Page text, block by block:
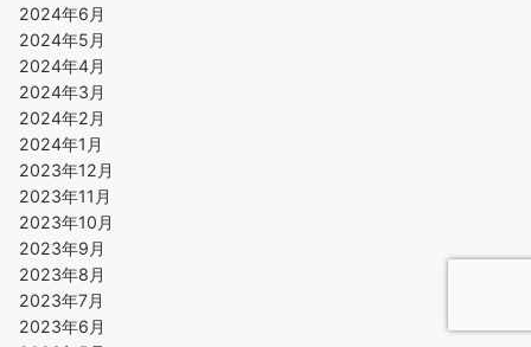
2024年6月
2024年5月
2024年4月
2024年3月
2024年2月
2024年1月
2023年12月
2023年11月
2023年10月
2023年9月
2023年8月
2023年7月
2023年6月